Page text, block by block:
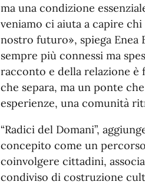
ma una condizione
veniamo ci aiuta a capire
nostro futuro», spiega Enea
sempre più connessi ma
racconto e della relazione è
che separa, ma un ponte
esperienze, una comunità
“Radici del Domani”,
concepito come un
coinvolgere cittadini,
condiviso di costruzione